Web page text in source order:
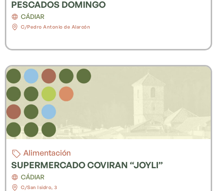
PESCADOS DOMINGO
CÁDIAR
C/Pedro Antonio de Alarcón
Alimentación
SUPERMERCADO COVIRAN “JOYLI”
CÁDIAR
C/San Isidro, 3